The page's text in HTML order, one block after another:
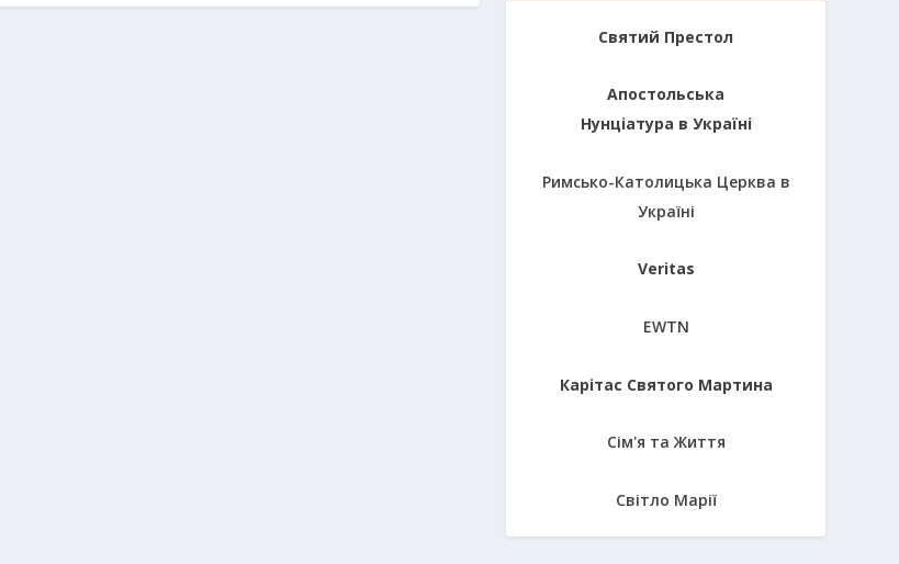
Святий Престол
Апостольська
Нунціатура в Україні
Римсько-Католицька Церква в
Україні
Veritas
EWTN
Карітас Святого Мартина
Сім'я та Життя
Світло Марії